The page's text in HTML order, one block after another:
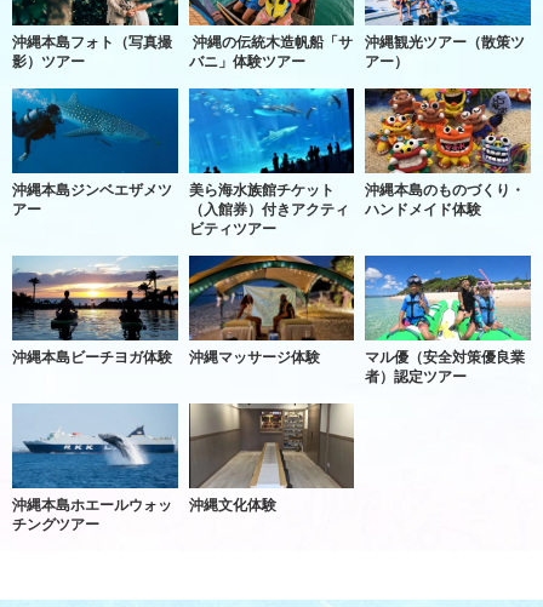
沖縄本島フォト（写真撮
影）ツアー
沖縄の伝統木造帆船「サ
バニ」体験ツアー
沖縄観光ツアー（散策ツ
アー）
沖縄本島ジンベエザメツ
アー
美ら海水族館チケット
（入館券）付きアクティ
ビティツアー
沖縄本島のものづくり・
ハンドメイド体験
沖縄本島ビーチヨガ体験 沖縄マッサージ体験
マル優（安全対策優良業
者）認定ツアー
沖縄本島ホエールウォッ
チングツアー
沖縄文化体験